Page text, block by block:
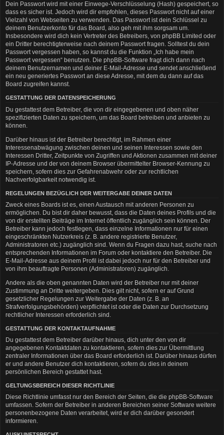
Dein Passwort wird mit einer Einwege-Verschlüsselung (Hash) gespeichert, so
dass es sicher ist. Jedoch wird dir empfohlen, dieses Passwort nicht auf einer
Vielzahl von Webseiten zu verwenden. Das Passwort ist dein Schlüssel zu
deinem Benutzerkonto für das Board, also geh mit ihm sorgsam um.
Insbesondere wird dich kein Vertreter des Betreibers, von phpBB Limited oder
ein Dritter berechtigterweise nach deinem Passwort fragen. Solltest du dein
Passwort vergessen haben, so kannst du die Funktion „Ich habe mein
Passwort vergessen“ benutzen. Die phpBB-Software fragt dich dann nach
deinem Benutzernamen und deiner E-Mail-Adresse und sendet anschließend
ein neu generiertes Passwort an diese Adresse, mit dem du dann auf das
Board zugreifen kannst.
GESTATTUNG DER DATENSPEICHERUNG
Du gestattest dem Betreiber, die von dir eingegebenen und oben näher
spezifizierten Daten zu speichern, um das Board betreiben und anbieten zu
können.
Darüber hinaus ist der Betreiber berechtigt, im Rahmen einer
Interessenabwägung zwischen deinen und seinen Interessen sowie den
Interessen Dritter, Zeitpunkte von Zugriffen und Aktionen zusammen mit deiner
IP-Adresse und der von deinem Browser übermittelter Browser-Kennung zu
speichern, sofern dies zur Gefahrenabwehr oder zur rechtlichen
Nachverfolgbarkeit notwendig ist.
REGELUNGEN BEZÜGLICH DER WEITERGABE DEINER DATEN
Zweck eines Boards ist es, einen Austausch mit anderen Personen zu
ermöglichen. Du bist dir daher bewusst, dass die Daten deines Profils und die
von dir erstellten Beiträge im Internet öffentlich zugänglich sein können. Der
Betreiber kann jedoch festlegen, dass einzelne Informationen nur für einen
eingeschränkten Nutzerkreis (z. B. andere registrierte Benutzer,
Administratoren etc.) zugänglich sind. Wenn du Fragen dazu hast, suche nach
entsprechenden Informationen im Forum oder kontaktiere den Betreiber. Die
E-Mail-Adresse aus deinem Profil ist dabei jedoch nur für den Betreiber und
von ihm beauftragte Personen (Administratoren) zugänglich.
Andere als die oben genannten Daten wird der Betreiber nur mit deiner
Zustimmung an Dritte weitergeben. Dies gilt nicht, sofern er auf Grund
gesetzlicher Regelungen zur Weitergabe der Daten (z. B. an
Strafverfolgungsbehörden) verpflichtet ist oder die Daten zur Durchsetzung
rechtlicher Interessen erforderlich sind.
GESTATTUNG DER KONTAKTAUFNAHME
Du gestattest dem Betreiber darüber hinaus, dich unter den von dir
angegebenen Kontaktdaten zu kontaktieren, sofern dies zur Übermittlung
zentraler Informationen über das Board erforderlich ist. Darüber hinaus dürfen
er und andere Benutzer dich kontaktieren, sofern du dies in deinem
persönlichen Bereich gestattet hast.
GELTUNGSBEREICH DIESER RICHTLINIE
Diese Richtlinie umfasst nur den Bereich der Seiten, die die phpBB-Software
umfassen. Sofern der Betreiber in anderen Bereichen seiner Software weitere
personenbezogene Daten verarbeitet, wird er dich darüber gesondert
informieren.